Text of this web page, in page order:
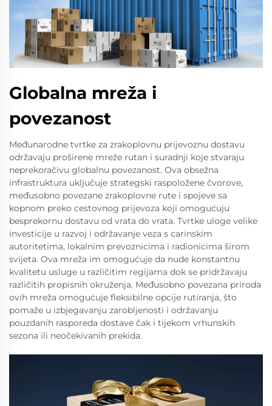
Globalna mreža i
povezanost
Međunarodne tvrtke za zrakoplovnu prijevoznu dostavu
održavaju proširene mreže rutan i suradnji koje stvaraju
neprekoračivu globalnu povezanost. Ova obsežna
infrastruktura uključuje strategski raspoložene čvorove,
međusobno povezane zrakoplovne rute i spojeve sa
kopnom preko cestovnog prijevoza koji omogućuju
besprekornu dostavu od vrata do vrata. Tvrtke uloge velike
investicije u razvoj i održavanje veza s carinskim
autoritetima, lokalnim prevoznicima i radionicima širom
svijeta. Ova mreža im omogućuje da nude konstantnu
kvalitetu usluge u različitim regijama dok se pridržavaju
različitih propisnih okruženja. Međusobno povezana priroda
ovih mreža omogućuje fleksibilne opcije rutiranja, što
pomaže u izbjegavanju zarobljenosti i održavanju
pouzdanih rasporeda dostave čak i tijekom vrhunskih
sezona ili neočekivanih prekida.